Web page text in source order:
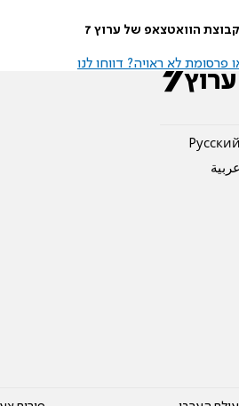
הוואטצאפ של ערוץ 7
לא ראויה? דווחו לנו
Pусский
عربية